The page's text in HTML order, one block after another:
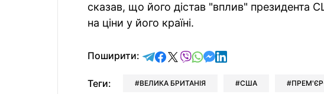
сказав, що його дістав "вплив" президента
на ціни у його країні.
Поширити: відправити у Telegram
поділитись у Facebook
поділитись у X
відправити у Viber
відправити у Whatsapp
відправити у Messenger
відправити у LinkedIn
Теги: ВЕЛИКА БРИТАНІЯ США